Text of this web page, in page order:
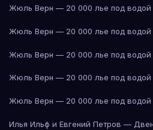
Жюль Верн — 20 000 лье под водой
Жюль Верн — 20 000 лье под водой
Жюль Верн — 20 000 лье под водой
Жюль Верн — 20 000 лье под водой
Жюль Верн — 20 000 лье под водой
Илья Ильф и Евгений Петров —